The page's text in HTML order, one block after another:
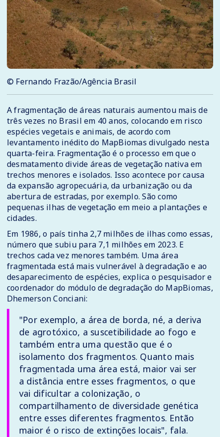
© Fernando Frazão/Agência Brasil
A fragmentação de áreas naturais aumentou mais de
três vezes no Brasil em 40 anos, colocando em risco
espécies vegetais e animais, de acordo com
levantamento inédito do MapBiomas divulgado nesta
quarta-feira. Fragmentação é o processo em que o
desmatamento divide áreas de vegetação nativa em
trechos menores e isolados. Isso acontece por causa
da expansão agropecuária, da urbanização ou da
abertura de estradas, por exemplo. São como
pequenas ilhas de vegetação em meio a plantações e
cidades.
Em 1986, o país tinha 2,7 milhões de ilhas como essas,
número que subiu para 7,1 milhões em 2023. E
trechos cada vez menores também. Uma área
fragmentada está mais vulnerável à degradação e ao
desaparecimento de espécies, explica o pesquisador e
coordenador do módulo de degradação do MapBiomas,
Dhemerson Conciani:
"Por exemplo, a área de borda, né, a deriva
de agrotóxico, a suscetibilidade ao fogo e
também entra uma questão que é o
isolamento dos fragmentos. Quanto mais
fragmentada uma área está, maior vai ser
a distância entre esses fragmentos, o que
vai dificultar a colonização, o
compartilhamento de diversidade genética
entre esses diferentes fragmentos. Então
maior é o risco de extinções locais", fala.